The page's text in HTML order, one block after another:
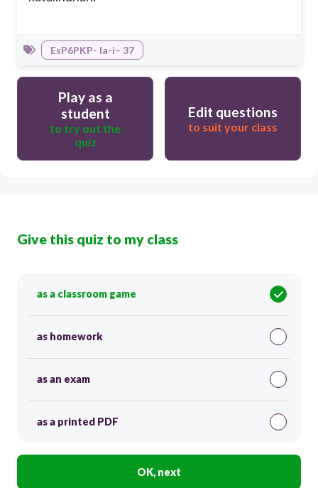
EsP6PKP- Ia-i– 37
Play as a
student
to try out the
quiz
Edit questions
to suit your class
Give this quiz to my class
as a classroom game
as homework
as an exam
as a printed PDF
OK, next